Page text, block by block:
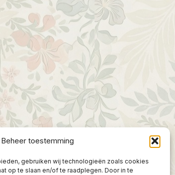
Beheer toestemming
gebruiken wij technologieën zoals cookies
op te slaan en/of te raadplegen. Door in te